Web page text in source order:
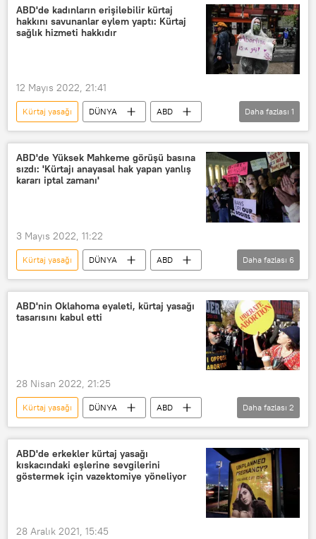
Kürtaj
ABD'de kadınların erişilebilir kürtaj
hakkını savunanlar eylem yaptı: Kürtaj
sağlık hizmeti hakkıdır
12 Mayıs 2022, 21:41
Kürtaj yasağı DÜNYA
ABD
Protesto
Daha fazlası 1
ABD'de Yüksek Mahkeme görüşü basına
sızdı: 'Kürtajı anayasal hak yapan yanlış
kararı iptal zamanı'
3 Mayıs 2022, 11:22
Kürtaj yasağı DÜNYA
ABD
Kürtaj
ABD Yüksek Mahkemesi
Kadın hakları
ABD Anayasası
Cumhuriyetçi Parti
Daha fazlası 6
ABD'nin Oklahoma eyaleti, kürtaj yasağı
tasarısını kabul etti
28 Nisan 2022, 21:25
Kürtaj yasağı DÜNYA
ABD
Kürtaj
Oklohoma
Daha fazlası 2
ABD'de erkekler kürtaj yasağı
kıskacındaki eşlerine sevgilerini
göstermek için vazektomiye yöneliyor
28 Aralık 2021, 15:45